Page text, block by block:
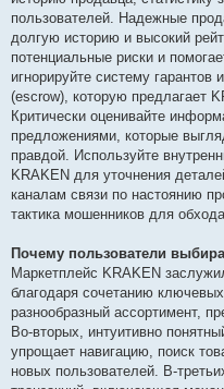
пользователей. Надежные
долгую историю и высокий
потенциальные риски и
игнорируйте систему гарантов
(escrow), которую предлагает
Критически оценивайте
предложениями, которые
правдой. Используйте
KRAKEN для уточнения
каналам связи по настоянию
тактика мошенников для
Почему пользователи
Маркетплейс KRAKEN
благодаря сочетанию
разнообразный ассортимент,
Во-вторых, интуитивно
упрощает навигацию, поиск
новых пользователей. В-